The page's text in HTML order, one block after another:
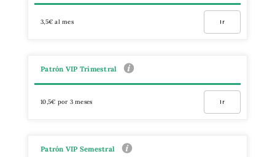
3,5€ al mes Ir
Patrón VIP Trimestral
10,5€ por 3 meses Ir
Patrón VIP Semestral